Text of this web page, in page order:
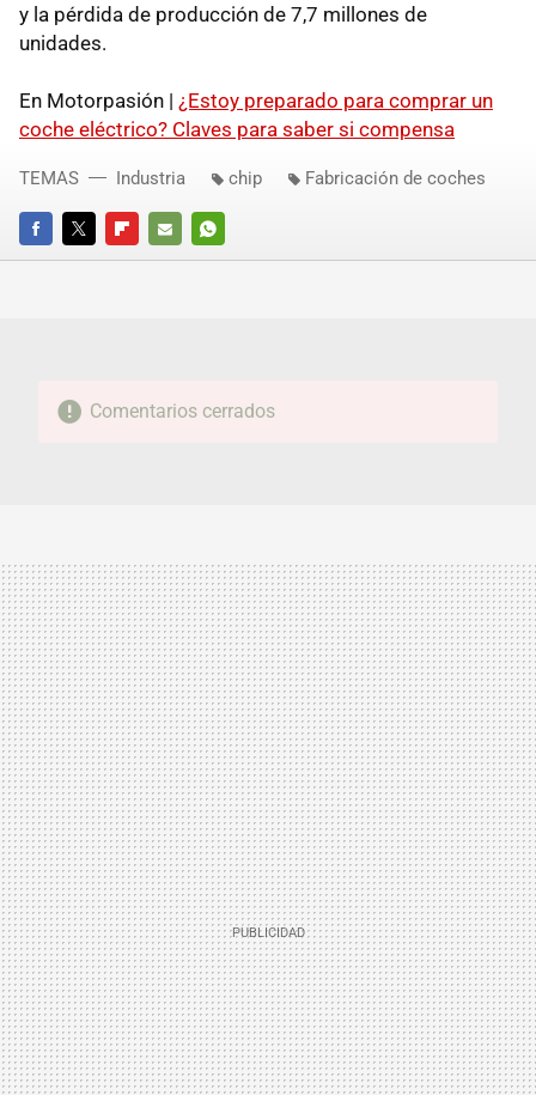
y la pérdida de producción de 7,7 millones de
unidades.
En Motorpasión | ¿Estoy preparado para comprar un
coche eléctrico? Claves para saber si compensa
FACEBOOKTWITTERFLIPBOARD
E-
WHATSAPP
TEMAS Industria chip Fabricación de coches
Comentarios cerrados